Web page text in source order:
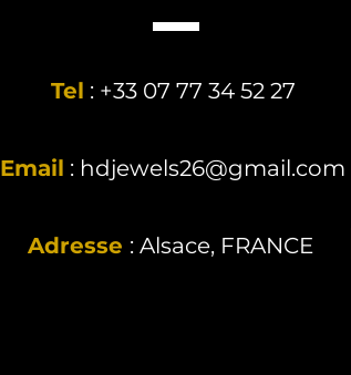
Tel : +33 07 77 34 52 27
Email : hdjewels26@gmail.com
Adresse : Alsace, FRANCE